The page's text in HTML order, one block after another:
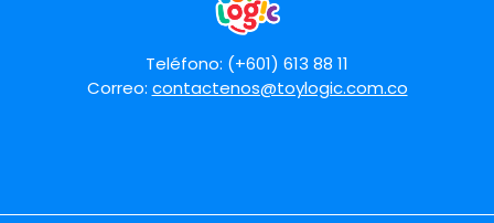
Teléfono: (+601) 613 88 11
Correo: contactenos@toylogic.com.co